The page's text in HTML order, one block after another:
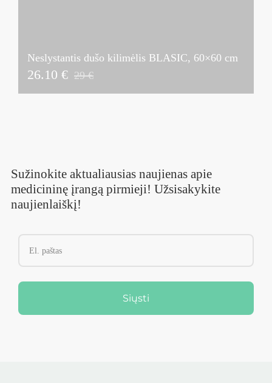
Neslystantis dušo kilimėlis BLASIC, 60×60 cm
26.10 € 29 €
Sužinokite aktualiausias naujienas apie
medicininę įrangą pirmieji! Užsisakykite
naujienlaiškį!
Siųsti